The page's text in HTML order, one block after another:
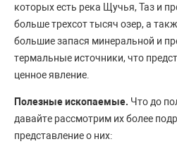
которых есть река Щучья, Таз и
больше трехсот тысяч озер, а
большие запася минеральной и
термальные источники, что
ценное явление.
Полезные ископаемые. Что до
давайте рассмотрим их более
представление о них: